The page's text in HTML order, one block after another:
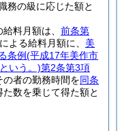
務の級に応じた額と
料月額は、 前条第
よる給料月額に、 美
条例(平成17年美作市
いう。)第2条第3項
者の勤務時間を同条
数を乗じて得た額と